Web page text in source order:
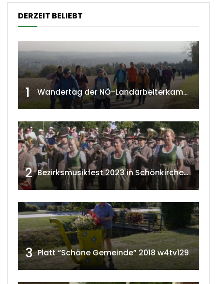
DERZEIT BELIEBT
1 Wandertag der NÖ-Landarbeiterkammer in Hollabrunn 2024
2 Bezirksmusikfest 2023 in Schönkirchen-Reyersdorf
3 Platt “Schöne Gemeinde” 2018 w4tv129